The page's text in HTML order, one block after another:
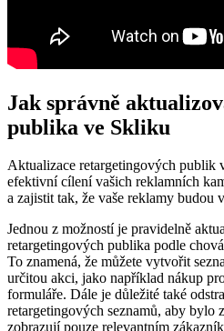
Jak správně
publika ve Skliku
Aktualizace retargetingových publik
efektivní cílení vašich reklamních
a zajistit tak, že vaše reklamy budou
Jednou z možností je pravidelně
retargetingových publika podle
To znamená, že můžete vytvořit
určitou akci, jako například nákup
formuláře. Dále je důležité také
retargetingových seznamů, aby bylo
zobrazují pouze relevantním